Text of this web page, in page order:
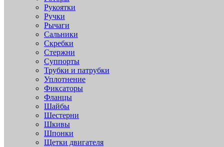
Рукоятки
Ручки
Рычаги
Сальники
Скребки
Стержни
Суппорты
Трубки и патрубки
Уплотнение
Фиксаторы
Фланцы
Шайбы
Шестерни
Шкивы
Шпонки
Щетки двигателя